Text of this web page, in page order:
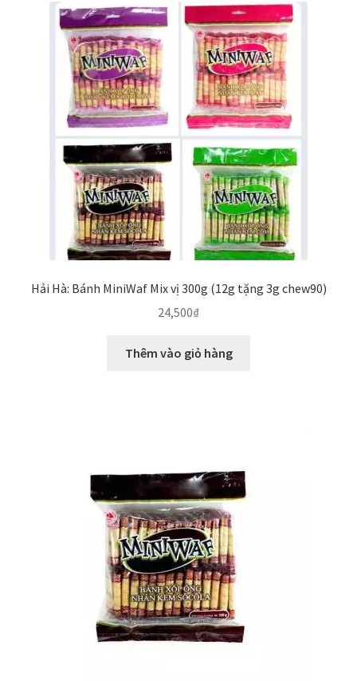
Hải Hà: Bánh MiniWaf Mix vị 300g (12g tặng 3g chew90)
24,500₫
Thêm vào giỏ hàng